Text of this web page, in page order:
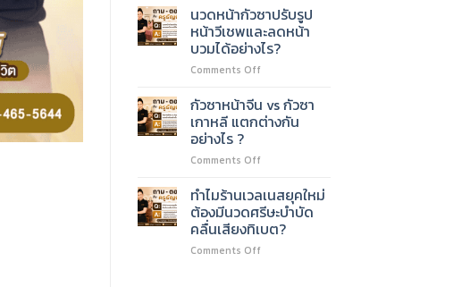
บริการ
อะไร
ได้
บ้าง?
นวด
หน้า
60
ชั่วโมง
เรียน
อะไร
บ้าง?
นวดหน้ากัวซาปรับรูป
หน้าวีเชพและลดหน้า
บวมได้อย่างไร?
Comments Offon
หน้า
กัว
ซา
รูป
วี
เชพ
และ
ลด
หน้า
กัวซาหน้าจีน vs กัวซา
เกาหลี แตกต่างกัน
อย่างไร ?
Comments Offon
ซา
หน้า
จีน
vs
กัว
ทำไมร้านเวลเนสยุคใหม่
ต้องมีนวดศรีษะบำบัด
คลื่นเสียงทิเบต?
Comments Offon